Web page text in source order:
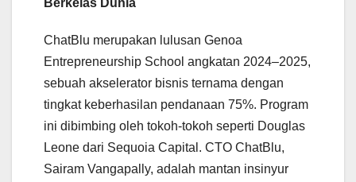
ChatBlu merupakan lulusan Genoa
Entrepreneurship School angkatan 2024–2025,
sebuah akselerator bisnis ternama dengan
tingkat keberhasilan pendanaan 75%. Program
ini dibimbing oleh tokoh-tokoh seperti Douglas
Leone dari Sequoia Capital. CTO ChatBlu,
Sairam Vangapally, adalah mantan insinyur